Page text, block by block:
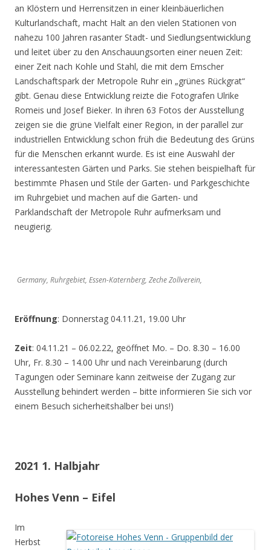
an Klöstern und Herrensitzen in einer kleinbäuerlichen
Kulturlandschaft, macht Halt an den vielen Stationen von
nahezu 100 Jahren rasanter Stadt- und Siedlungsentwicklung
und leitet über zu den Anschauungsorten einer neuen Zeit:
einer Zeit nach Kohle und Stahl, die mit dem Emscher
Landschaftspark der Metropole Ruhr ein „grünes Rückgrat“
gibt. Genau diese Entwicklung reizte die Fotografen Ulrike
Romeis und Josef Bieker. In ihren 63 Fotos der Ausstellung
zeigen sie die grüne Vielfalt einer Region, in der parallel zur
industriellen Entwicklung schon früh die Bedeutung des Grüns
für die Menschen erkannt wurde. Es ist eine Auswahl der
interessantesten Gärten und Parks. Sie stehen beispielhaft für
bestimmte Phasen und Stile der Garten- und Parkgeschichte
im Ruhrgebiet und machen auf die Garten- und
Parklandschaft der Metropole Ruhr aufmerksam und
neugierig.
Germany, Ruhrgebiet, Essen-Katernberg, Zeche Zollverein,
Eröffnung: Donnerstag 04.11.21, 19.00 Uhr
Zeit: 04.11.21 – 06.02.22, geöffnet Mo. – Do. 8.30 – 16.00
Uhr, Fr. 8.30 – 14.00 Uhr und nach Vereinbarung (durch
Tagungen oder Seminare kann zeitweise der Zugang zur
Ausstellung behindert werden – bitte informieren Sie sich vor
einem Besuch sicherheitshalber bei uns!)
2021 1. Halbjahr
Hohes Venn – Eifel
Im
Herbst